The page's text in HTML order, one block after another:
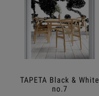
TAPETA Black & White
no.7